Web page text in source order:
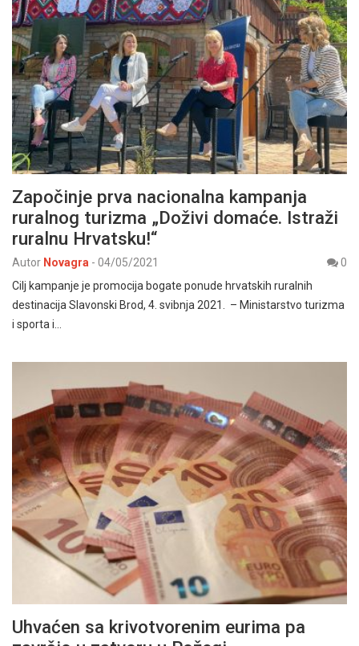
Započinje prva nacionalna kampanja
ruralnog turizma „Doživi domaće. Istraži
ruralnu Hrvatsku!“
Autor Novagra - 04/05/2021
0
Cilj kampanje je promocija bogate ponude hrvatskih ruralnih
destinacija Slavonski Brod, 4. svibnja 2021. – Ministarstvo turizma
i sporta i…
Uhvaćen sa krivotvorenim eurima pa